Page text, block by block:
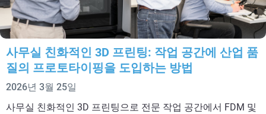
사무실 친화적인 3D 프린팅: 작업 공간에 산업 품
질의 프로토타이핑을 도입하는 방법
2026년 3월 25일
사무실 친화적인 3D 프린팅으로 전문 작업 공간에서 FDM 및